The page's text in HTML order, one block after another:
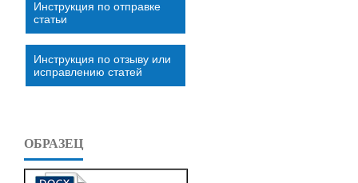
Инструкция по отправке
статьи
Инструкция по отзыву или
исправлению статей
ОБРАЗЕЦ